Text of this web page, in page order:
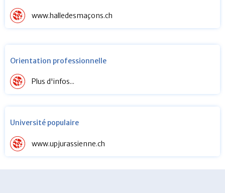
www.halledesmaçons.ch
Orientation professionnelle
Plus d'infos...
Université populaire
www.upjurassienne.ch